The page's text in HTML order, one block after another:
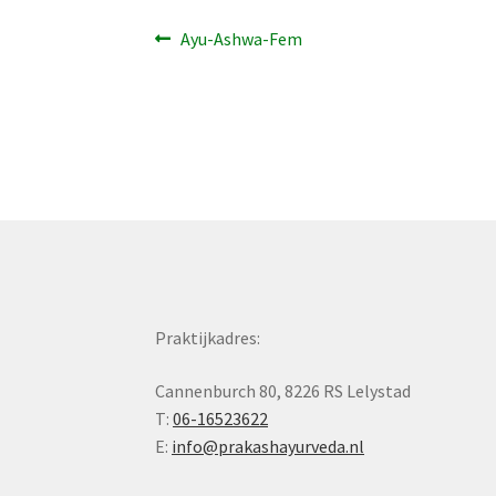
Bericht
Vorig
Ayu-Ashwa-Fem
Praktijkadres:
Cannenburch 80, 8226 RS Lelystad
T:06-16523622
E: info@prakashayurveda.nl